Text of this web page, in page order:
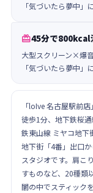
「気づいたら夢中」
45分で800kcal
大型スクリーン×爆
「気づいたら夢中」
「loIve 名古屋駅前
徒歩1分、地下鉄桜
鉄東山線 ミヤコ地下
地下街「4番」出口
スタジオです。肩こ
すものなど、20種類
闇の中でスティック